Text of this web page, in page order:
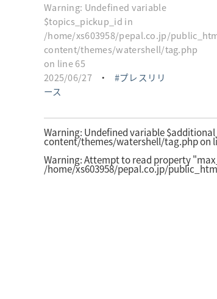
Warning: Undefined variable
$topics_pickup_id in
/home/xs603958/pepal.co.jp/
content/themes/watershell/tag.php
on line65
2025/06/27
・
プレスリリ
ース
Warning: Undefined variable
content/themes/watershell/tag.phpon
Warning: Attempt to read property
/home/xs603958/pepal.co.jp/